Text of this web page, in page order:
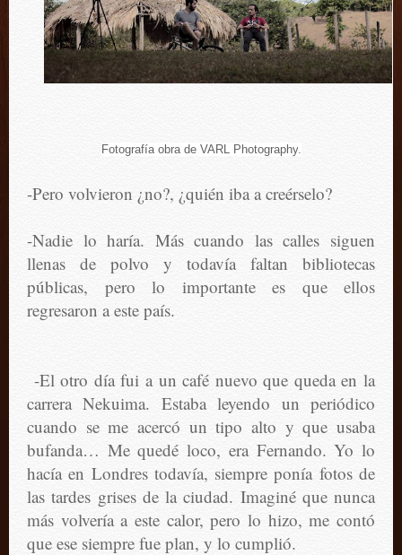
Fotografíaobra de VARL Photography.
-Pero volvieron ¿no?, ¿quién iba a creérselo?
-Nadie lo haría. Más cuando las calles siguen
llenas de polvo y todavía faltan bibliotecas
públicas, pero lo importante es que ellos
regresaron a este país.
-El otro día fui a un café nuevo que queda en la
carrera Nekuima. Estaba leyendo un periódico
cuando se me acercó un tipo alto y que usaba
bufanda… Me quedé loco, era Fernando. Yo lo
hacía en Londres todavía, siempre ponía fotos de
las tardes grises de la ciudad. Imaginé que nunca
más volvería a este calor, pero lo hizo, me contó
que ese siempre fue plan, y lo cumplió.